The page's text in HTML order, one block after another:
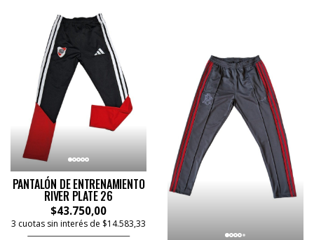
PANTALÓN DE ENTRENAMIENTO
RIVER PLATE 26
$43.750,00
3 cuotas sin interés de $14.583,33